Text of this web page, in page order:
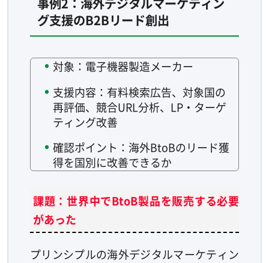
グ支援のB2Bリード創出
対象：電子機器製造メーカー
支援内容：有料検索広告、対象国の
再評価、競合URL分析、LP・ターゲ
ティング改善
確認ポイント：海外BtoBのリード獲
得を国別に改善できるか
課題：世界中でBtoB製品を販売する必要
があった
プリンシプルの海外デジタルマーケティン